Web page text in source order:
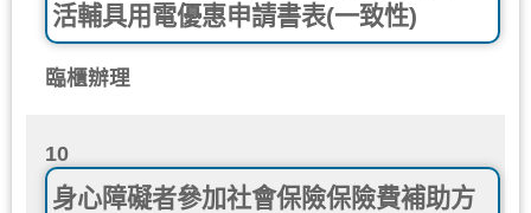
活輔具用電優惠申請書表(一致性)
臨櫃辦理
10
身心障礙者參加社會保險保險費補助方